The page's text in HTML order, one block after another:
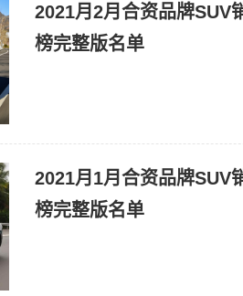
2021月2月合资品牌SUV
榜完整版名单
2021月1月合资品牌SUV
榜完整版名单